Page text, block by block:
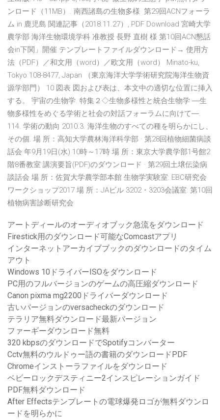
ンロード（11MB）. 南西諸島の生物多様 第29回ACNフォーラ
ム in 鹿児島 関連記事（2018.11.27）, PDF Download 宮崎大学
農学部 海洋生物環境学科 准教授 長野 直樹 様 第10回ACN懇話
会in下関」開催 テンプレートファイルダウンロード→ 使用方
法（PDF）／和文用（word）／欧文用（word） Minato-ku,
Tokyo 108-8477, Japan （東京海洋大学学術研究院海洋生物資
源学部門） 10 図表 図および表は、本文中の適切な位置に挿入
する。 宇宙の生物学. 特集２◇生物多様性と統合生物学 ―生
物多様性をめぐる学術と社会の対話フォーラムに向けて―.
114. 学術の動向 2010.3. 海洋生物のすべての種を明らかにし、
その個. 場 所：高知大学農林海洋科学部 · 第28回植物細菌病談
話会 年9月19日(水) 10時～17時 場 所：東京大学農学部1号館2
階8番教室 講演要旨(PDF)のダウンロード · 第29回土壌伝染病
談話会 場 所：佐賀大学農学部本館 生物学実験室: EBC研究会
ワークショップ2017 場 所：JAビル 3202・3203会議室: 第10回
植物病害診断研究会
アートディールのオーディオブック急流をダウンロード
Firestick用のダウンロード可能なComcastアプリ
インターネットアーカイブブックのダウンロードのタイム
アウト
Windows 10ドライバーISOをダウンロード
PC用のフルバージョンのゲームの高圧縮ダウンロード
Canon pixma mg2200ドライバーダウンロード
古いバージョンのversacheckのダウンロード
テラリア無料ダウンロード最新バージョン
ファーギーダウンロード無料
320 kbpsのダウンロードでSpotifyコンバーター
Cctv無料のウルドゥー語の書籍のダウンロードPDF
Chromeインストーラファイルをダウンロード
ベビーロックデスティニー2インスピレーションガイド
PDF無料ダウンロード
After Effectsテンプレートの電球爆発ロゴが無料ダウンロ
ードを明らかに